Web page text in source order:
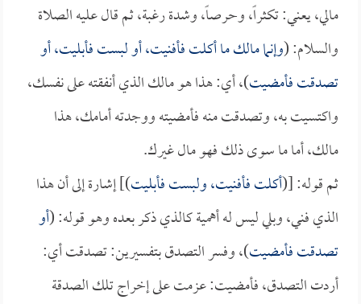
مالي، يعني: تكثراً، وحرصاً، وشدة رغبة، ثم قال عليه الصلاة
والسلام: (وإنما مالك ما أكلت فأفنيت، أو لبست فأبليت، أو
تصدقت فأمضيت)، أي: هذا هو مالك الذي أنفقته على نفسك،
واكتسيت به، وتصدقت منه فأمضيته ووجدته أمامك، هذا
مالك، أما ما سوى ذلك فهو مال غيرك.
ثم قوله: [(أكلت فأفنيت، ولبست فأبليت)] إشارة إلى أن هذا
الذي فني، وبلي ليس له أهمية كالذي ذكر بعده وهو قوله: (أو
تصدقت فأمضيت)، وفسر التصدق بتفسيرين: تصدقت أي:
أردت التصدق، فأمضيت: عزمت على إخراج تلك الصدقة